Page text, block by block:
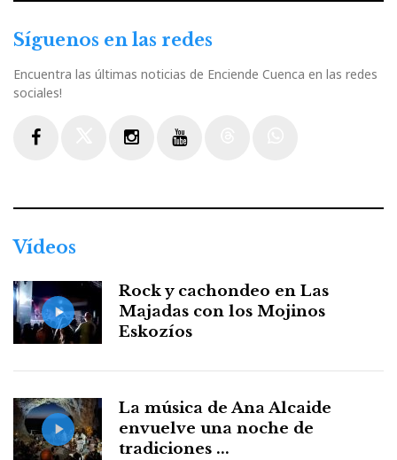
Síguenos en las redes
Encuentra las últimas noticias de Enciende Cuenca en las redes
sociales!
Vídeos
Rock y cachondeo en Las
Majadas con los Mojinos
Eskozíos
La música de Ana Alcaide
envuelve una noche de
tradiciones ...